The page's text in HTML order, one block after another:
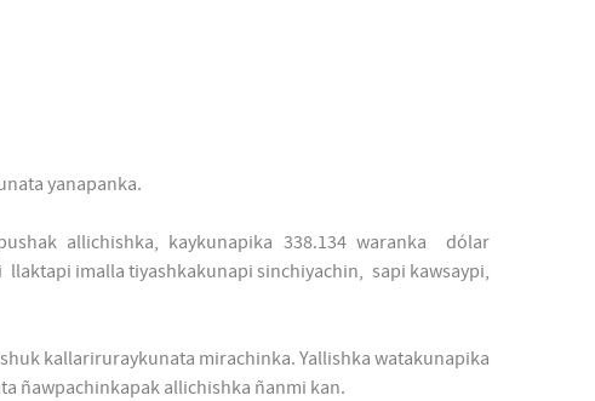
yanapanka.
allichishka, kaykunapika 338.134 waranka dólar
imalla tiyashkakunapi sinchiyachin, sapi kawsaypi,
kallariruraykunata mirachinka. Yallishka watakunapika
ñawpachinkapak allichishka ñanmi kan.